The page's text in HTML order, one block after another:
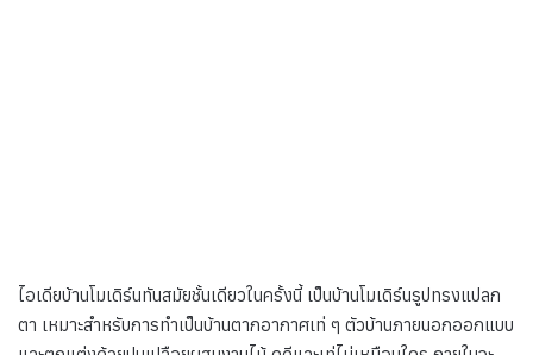
ไอเดียบ้านโมเดิร์นทันสมัยชั้นเดียวในครั้งนี้ เป็นบ้านโมเดิร์นรูปทรงแปลก
ตา เหมาะสำหรับการทำเป็นบ้านตากอากาศเท่ ๆ ตัวบ้านภายนอกออกแบบ